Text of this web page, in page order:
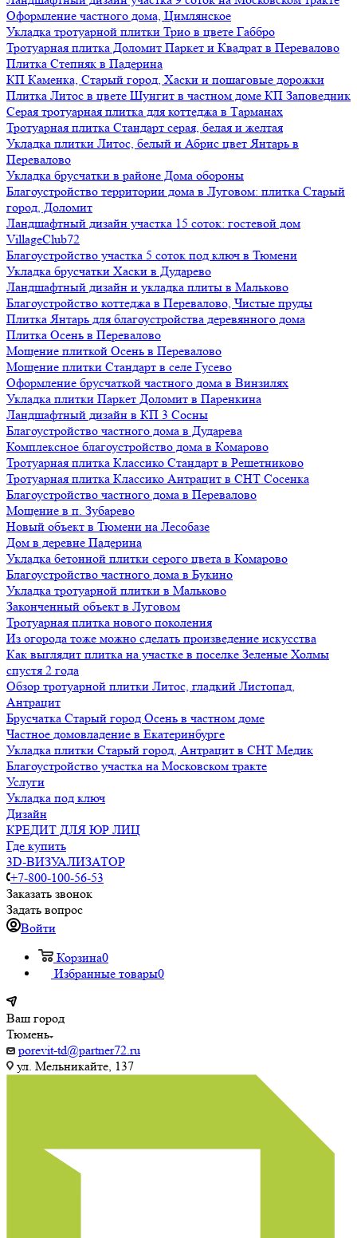
Оформление частного дома, Цимлянское
Укладка тротуарной плитки Трио в цвете Габбро
Тротуарная плитка Доломит Паркет и Квадрат в Перевалово
Плитка Степняк в Падерина
КП Каменка, Старый город, Хаски и пошаговые дорожки
Плитка Литос в цвете Шунгит в частном доме КП Заповедник
Серая тротуарная плитка для коттеджа в Тарманах
Тротуарная плитка Стандарт серая, белая и желтая
Укладка плитки Литос, белый и Абрис цвет Янтарь в
Перевалово
Укладка брусчатки в районе Дома обороны
Благоустройство территории дома в Луговом: плитка Старый
город, Доломит
Ландшафтный дизайн участка 15 соток: гостевой дом
VillageClub72
Благоустройство участка 5 соток под ключ в Тюмени
Укладка брусчатки Хаски в Дударево
Ландшафтный дизайн и укладка плиты в Мальково
Благоустройство коттеджа в Перевалово, Чистые пруды
Плитка Янтарь для благоустройства деревянного дома
Плитка Осень в Перевалово
Мощение плиткой Осень в Перевалово
Мощение плитки Стандарт в селе Гусево
Оформление брусчаткой частного дома в Винзилях
Укладка плитки Паркет Доломит в Паренкина
Ландшафтный дизайн в КП 3 Сосны
Благоустройство частного дома в Дударева
Комплексное благоустройство дома в Комарово
Тротуарная плитка Классико Стандарт в Решетниково
Тротуарная плитка Классико Антрацит в СНТ Сосенка
Благоустройство частного дома в Перевалово
Мощение в п. Зубарево
Новый объект в Тюмени на Лесобазе
Дом в деревне Падерина
Укладка бетонной плитки серого цвета в Комарово
Благоустройство частного дома в Букино
Укладка тротуарной плитки в Мальково
Законченный объект в Луговом
Тротуарная плитка нового поколения
Из огорода тоже можно сделать произведение искусства
Как выглядит плитка на участке в поселке Зеленые Холмы
спустя 2 года
Обзор тротуарной плитки Литос, гладкий Листопад,
Антрацит
Брусчатка Старый город Осень в частном доме
Частное домовладение в Екатеринбурге
Укладка плитки Старый город, Антрацит в СНТ Медик
Благоустройство участка на Московском тракте
Услуги
Укладка под ключ
Дизайн
КРЕДИТ ДЛЯ ЮР ЛИЦ
Где купить
3D-ВИЗУАЛИЗАТОР
+7-800-100-56-53
Заказать звонок
Задать вопрос
Войти
Корзина0
Избранные товары0
Ваш город
Тюмень
porevit-td@partner72.ru
ул. Мельникайте, 137